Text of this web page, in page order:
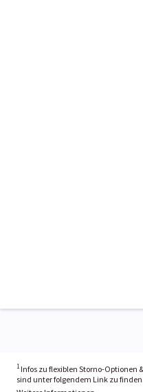
1 Infos zu flexiblen Storno-
sind unter folgendem Link zu finden.